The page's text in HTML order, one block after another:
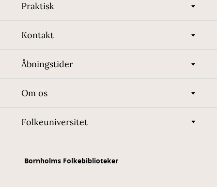
Praktisk
Kontakt
Åbningstider
Om os
Folkeuniversitet
Bornholms Folkebiblioteker